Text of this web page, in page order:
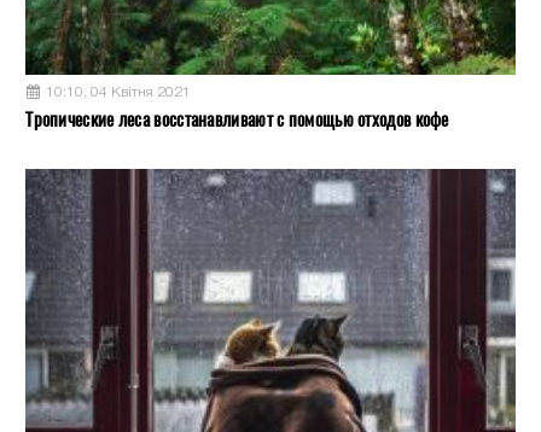
10:10, 04 Квітня 2021
Тропические леса восстанавливают с помощью отходов кофе